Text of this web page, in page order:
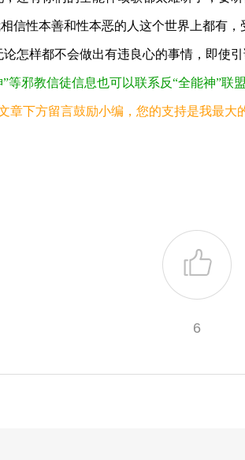
信性本善和性本恶的人这个世界上都有
怎样都不会做出有违良心的事情，即使引
等邪教信徒信息也可以联系反“全能神”联
章下方留言鼓励小编，您的支持是我最
6